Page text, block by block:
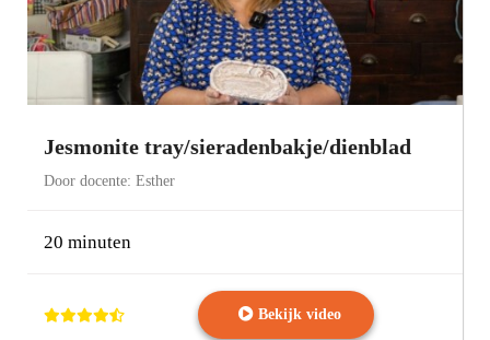
Jesmonite tray/sieradenbakje/dienblad
Door docente: Esther
20 minuten
Bekijk video